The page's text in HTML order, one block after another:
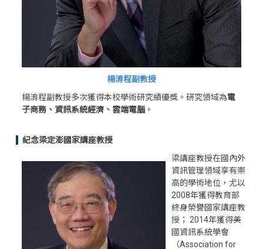
楊淯程副教授
楊淯程副教授多次獲得本校學術研究績優獎。研究領域為電
子商務、資訊系統經濟、雲端電腦。
紀念梁定澎國家講座教授
梁講座教授在國內外
資訊管理領域享有崇
高的學術地位，尤以
2008年獲得教育部
終身榮譽國家講座教
授； 2014年獲得美
國資訊系統學會
（Association for